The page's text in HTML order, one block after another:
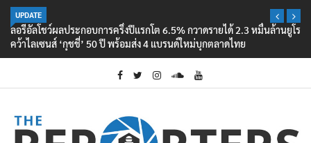
UPDATE
ลอรีอัลโชว์ผลประกอบการครึ่งปีแรกโต 6.5% กวาดรายได้ 2.3 หมื่นล้านยูโร
คว้าไลเซนส์ ‘กุชชี่’ 50 ปี พร้อมส่ง 4 แบรนด์ใหม่บุกตลาดไทย